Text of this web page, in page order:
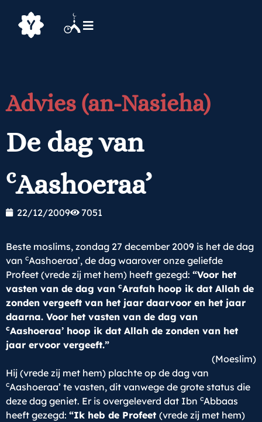
Advies (an-Nasieha)
De dag van
cAashoeraa’
22/12/2009 7051
Beste moslims, zondag 27 december 2009 is het de dag
van cAashoeraa’, de dag waarover onze geliefde
Profeet (vrede zij met hem) heeft gezegd: “Voor het
vasten van de dag van cArafah hoop ik dat Allah de
zonden vergeeft van het jaar daarvoor en het jaar
daarna. Voor het vasten van de dag van
cAashoeraa’ hoop ik dat Allah de zonden van het
jaar ervoor vergeeft.”
(Moeslim)
Hij (vrede zij met hem) plachte op de dag van
cAashoeraa’ te vasten, dit vanwege de grote status die
deze dag geniet. Er is overgeleverd dat Ibn cAbbaas
heeft gezegd: “Ik heb de Profeet (vrede zij met hem)